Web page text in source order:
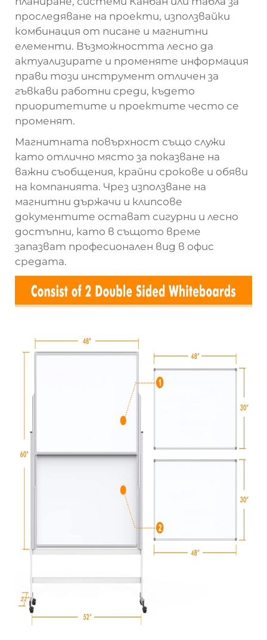
проследяване на проекти, използвайки
комбинация от писане и магнитни
елементи. Възможността лесно да
актуализирате и променяте информация
прави този инструмент отличен за
гъвкави работни среди, където
приоритетите и проектите често се
променят.
Магнитната повърхност също служи
като отлично място за показване на
важни съобщения, крайни срокове и обяви
на компанията. Чрез използване на
магнитни държачи и клипсове
документите остават сигурни и лесно
достъпни, като в същото време
запазват професионален вид в офис
средата.